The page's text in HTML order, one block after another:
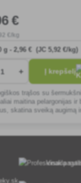
€
,92 €/kg
+ Į krepšelį
trąšos su
maitina pelargonijas ir
skatina sveiką augimą ir
Visada